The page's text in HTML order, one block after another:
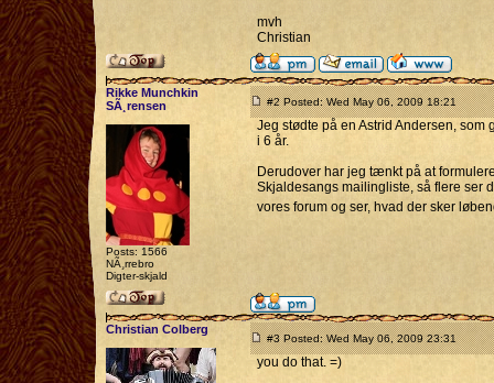
mvh
Christian
Rikke Munchkin
SÃ¸rensen
Posts: 1566
NÃ¸rrebro
Digter-skjald
#2 Posted: Wed May 06, 2009 18:21
Jeg stødte på en Astrid Andersen,
i 6 år.
Derudover har jeg tænkt på at
Skjaldesangs mailingliste, så flere ser
vores forum og ser, hvad der sker
Christian Colberg
#3 Posted: Wed May 06, 2009 23:31
you do that. =)